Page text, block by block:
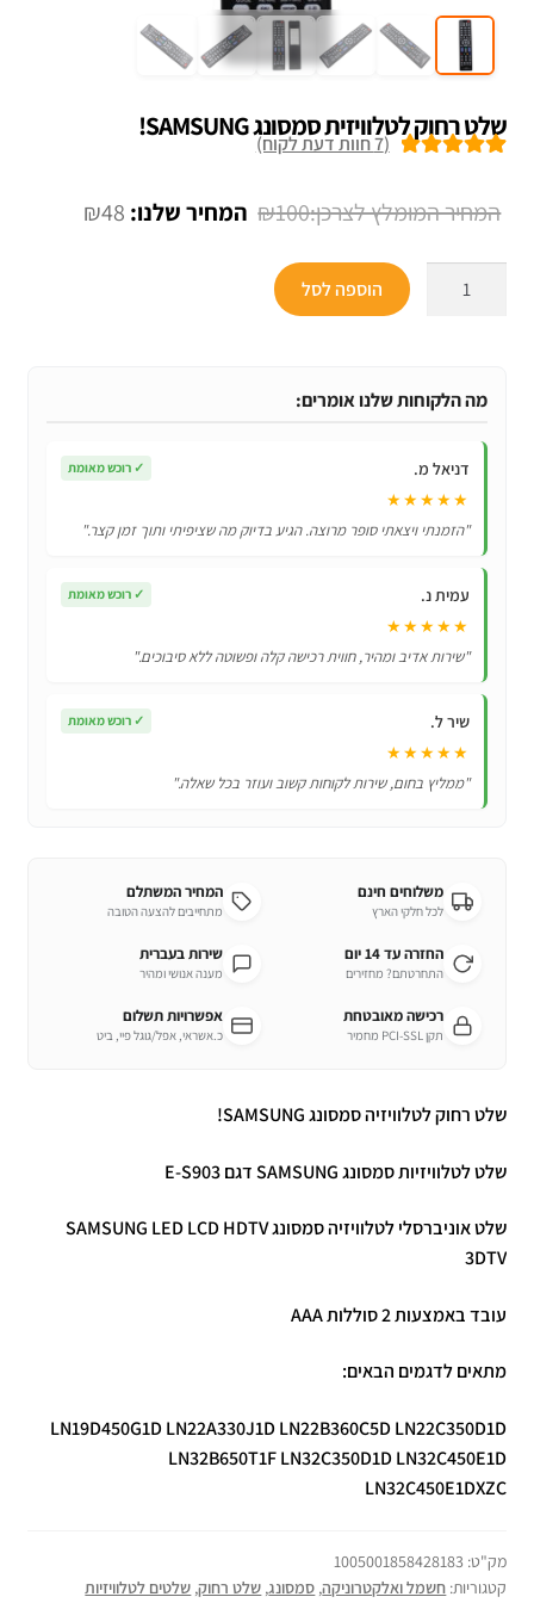
שלט רחוק לטלוויזית סמסונג SAMSUNG!
לקוחות
(
7חוות דעת לקוח)
₪100
המחיר
₪48 המחיר
לטלוויזית
SAMSUNG!
הוספה לסל
מה הלקוחות שלנו אומרים:
דניאל מ. ✓ רוכש מאומת
★★★★★
"הזמנתי ויצאתי סופר מרוצה. הגיע בדיוק מה שציפיתי ותוך זמן קצר."
עמית נ. ✓ רוכש מאומת
★★★★★
"שירות אדיב ומהיר, חווית רכישה קלה ופשוטה ללא סיבוכים."
שיר ל. ✓ רוכש מאומת
★★★★★
"ממליץ בחום, שירות לקוחות קשוב ועוזר בכל שאלה."
משלוחים חינם
לכל חלקי הארץ
המחיר המשתלם
מתחייבים להצעה הטובה
החזרה עד 14 יום
התחרטתם? מחזירים
שירות בעברית
מענה אנושי ומהיר
רכישה מאובטחת
תקן PCI-SSL מחמיר
אפשרויות תשלום
כ.אשראי, אפל/גוגל פיי, ביט
שלט רחוק לטלוויזיה סמסונג SAMSUNG!
שלט לטלוויזיות סמסונג SAMSUNG דגם E-S903
שלט אוניברסלי לטלוויזיה סמסונג SAMSUNG LED LCD HDTV
3DTV
עובד באמצעות 2 סוללות AAA
מתאים לדגמים הבאים:
LN19D450G1D LN22A330J1D LN22B360C5D LN22C350D1D
LN32B650T1F LN32C350D1D LN32C450E1D
LN32C450E1DXZC
מק"ט: 1005001858428183
קטגוריות: חשמל ואלקטרוניקה, סמסונג, שלט רחוק, שלטים לטלוויזיות